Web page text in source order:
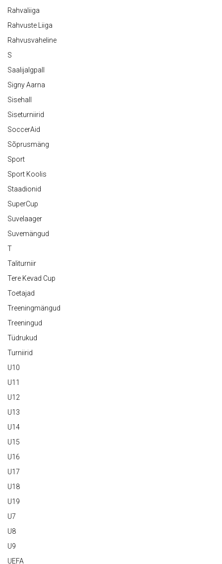
Rahvaliiga
Rahvuste Liiga
Rahvusvaheline
S
Saalijalgpall
Signy Aarna
Sisehall
Siseturniirid
SoccerAid
Sõprusmäng
Sport
Sport Koolis
Staadionid
SuperCup
Suvelaager
Suvemängud
T
Taliturniir
Tere Kevad Cup
Toetajad
Treeningmängud
Treeningud
Tüdrukud
Turniirid
U10
U11
U12
U13
U14
U15
U16
U17
U18
U19
U7
U8
U9
UEFA